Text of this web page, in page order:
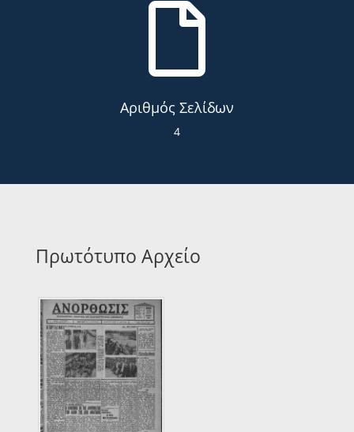

Αριθμός Σελίδων
4
Πρωτότυπο Αρχείο